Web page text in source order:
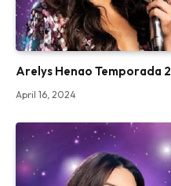
Arelys Henao Temporada
April 16, 2024